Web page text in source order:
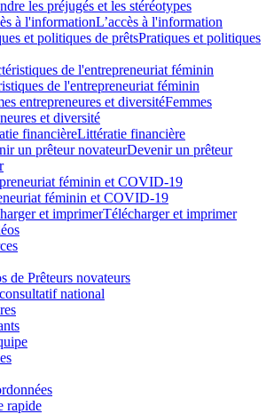
les préjugés et les stéréotypes
L’accès à l'information
Pratiques et politiques
de l'entrepreneuriat féminin
Femmes
et diversité
Littératie financière
Devenir un prêteur
féminin et COVID-19
Télécharger et imprimer
de Prêteurs novateurs
national
rapide